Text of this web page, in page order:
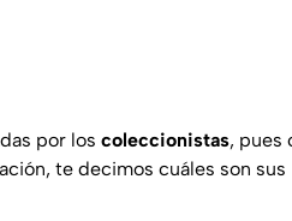
por los coleccionistas, pues
te decimos cuáles son sus